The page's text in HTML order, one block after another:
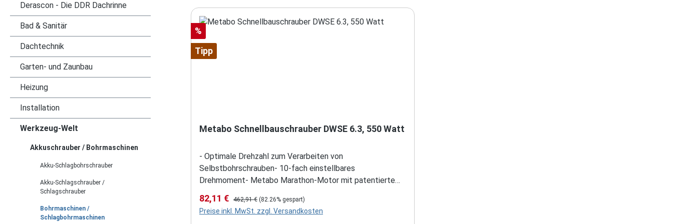
Derascon - Die DDR Dachrinne
Bad & Sanitär
Dachtechnik
Garten- und Zaunbau
Heizung
Installation
Werkzeug-Welt
Akkuschrauber / Bohrmaschinen
Akku-Schlagbohrschrauber
Akku-Schlagschrauber /
Schlagschrauber
Bohrmaschinen /
Schlagbohrmaschinen
Rabatt
%
Tipp
Metabo Schnellbauschrauber DWSE 6.3, 550 Watt
- Optimale Drehzahl zum Verarbeiten von
Selbstbohrschrauben- 10-fach einstellbares
Drehmoment- Metabo Marathon-Motor mit patentiertem
Tiefenanschlag komplett abnehmbar zum Arbeiten auf
Sicht- Robuste Tiefenanschlag-Hülse mit vorderem Teil
Verkaufspreis:
82,11 € Regulärer Preis:
462,91 € (82.26% gespart)
Preise inkl. MwSt. zzgl. Versandkosten